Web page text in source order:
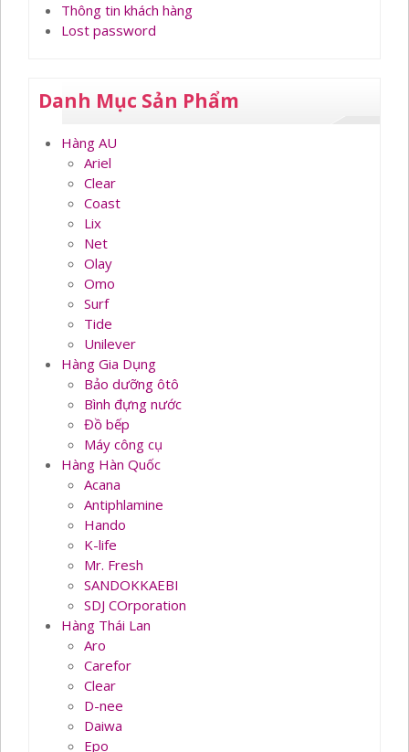
Thông tin khách hàng
Lost password
Danh Mục Sản Phẩm
Hàng AU
Ariel
Clear
Coast
Lix
Net
Olay
Omo
Surf
Tide
Unilever
Hàng Gia Dụng
Bảo dưỡng ôtô
Bình đựng nước
Đồ bếp
Máy công cụ
Hàng Hàn Quốc
Acana
Antiphlamine
Hando
K-life
Mr. Fresh
SANDOKKAEBI
SDJ COrporation
Hàng Thái Lan
Aro
Carefor
Clear
D-nee
Daiwa
Epo